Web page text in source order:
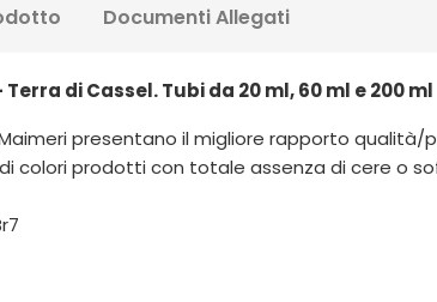
Documenti Allegati
Terra di Cassel. Tubi da 20 ml, 60 ml e 200 ml
Maimeri presentano il migliore rapporto
colori prodotti con totale assenza di cere o